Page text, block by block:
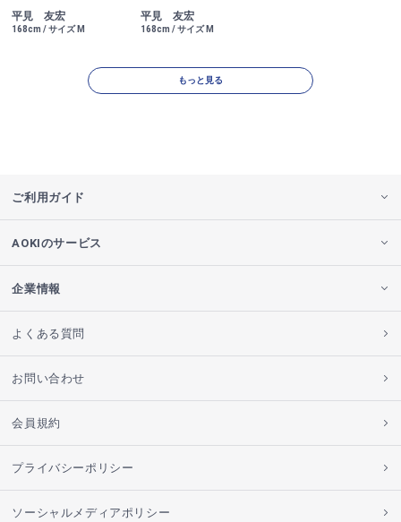
平見 友宏
168cm / サイズ M
平見 友宏
168cm / サイズ M
もっと見る
ご利用ガイド
AOKIのサービス
企業情報
よくある質問
お問い合わせ
会員規約
プライバシーポリシー
ソーシャルメディアポリシー